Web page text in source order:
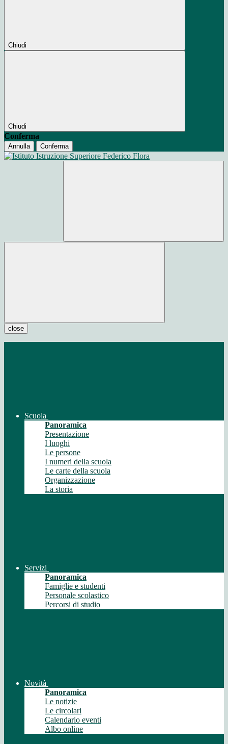
Chiudi
Chiudi
Conferma
Annulla Conferma
close
Scuola
Panoramica
Presentazione
I luoghi
Le persone
I numeri della scuola
Le carte della scuola
Organizzazione
La storia
Servizi
Panoramica
Famiglie e studenti
Personale scolastico
Percorsi di studio
Novità
Panoramica
Le notizie
Le circolari
Calendario eventi
Albo online